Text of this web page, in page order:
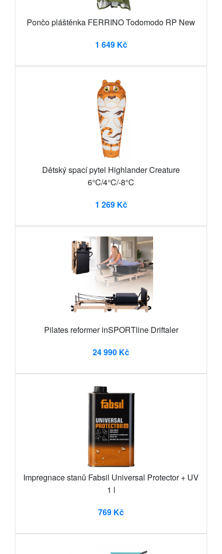
Pončo pláštěnka FERRINO Todomodo RP New
1 649 Kč
Dětský spací pytel Highlander Creature
6°C/4°C/-8°C
1 269 Kč
Pilates reformer inSPORTline Driftaler
24 990 Kč
Impregnace stanů Fabsil Universal Protector + UV
1 l
769 Kč